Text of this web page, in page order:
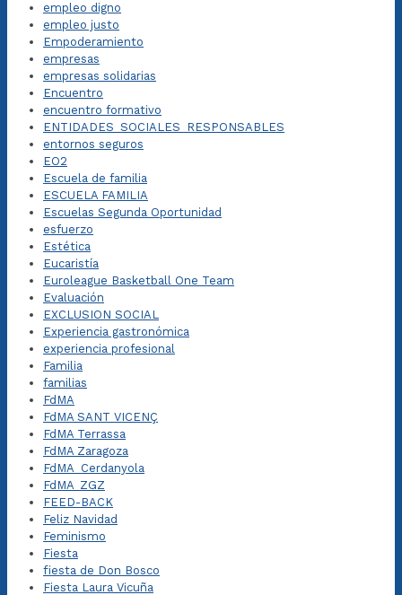
empleo digno
empleo justo
Empoderamiento
empresas
empresas solidarias
Encuentro
encuentro formativo
ENTIDADES_SOCIALES_RESPONSABLES
entornos seguros
EO2
Escuela de familia
ESCUELA FAMILIA
Escuelas Segunda Oportunidad
esfuerzo
Estética
Eucaristía
Euroleague Basketball One Team
Evaluación
EXCLUSION SOCIAL
Experiencia gastronómica
experiencia profesional
Familia
familias
FdMA
FdMA SANT VICENÇ
FdMA Terrassa
FdMA Zaragoza
FdMA_Cerdanyola
FdMA_ZGZ
FEED-BACK
Feliz Navidad
Feminismo
Fiesta
fiesta de Don Bosco
Fiesta Laura Vicuña